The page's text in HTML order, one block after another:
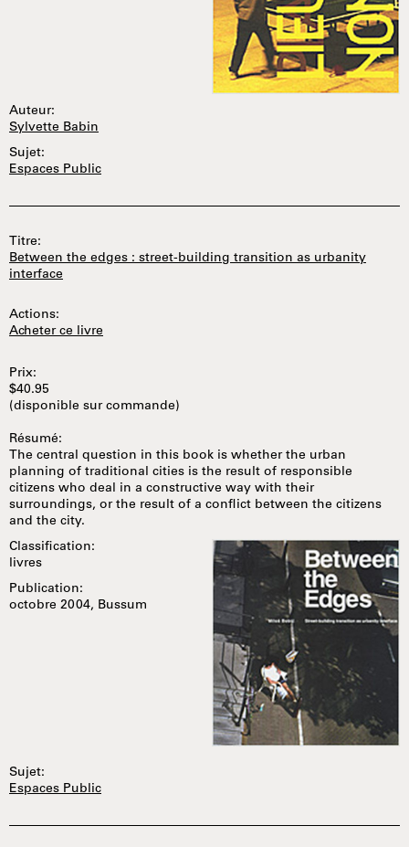
Auteur:
Sylvette Babin
Sujet:
Espaces Public
Titre:
Between the edges : street-building transition as urbanity
interface
Actions:
Acheter ce livre
Prix:
$40.95
(disponible sur commande)
Résumé:
The central question in this book is whether the urban
planning of traditional cities is the result of responsible
citizens who deal in a constructive way with their
surroundings, or the result of a conflict between the citizens
and the city.
Classification:
livres
Publication:
octobre 2004, Bussum
Sujet:
Espaces Public